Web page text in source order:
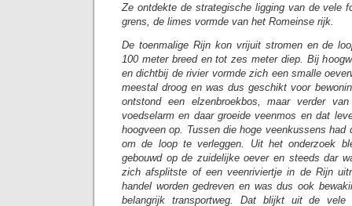
Ze ontdekte de strategische ligging van de vele
grens, de limes vormde van het Romeinse rijk.
De toenmalige Rijn kon vrijuit stromen en de
100 meter breed en tot zes meter diep. Bij
en dichtbij de rivier vormde zich een smalle
meestal droog en was dus geschikt voor
ontstond een elzenbroekbos, maar verder
voedselarm en daar groeide veenmos en dat
hoogveen op. Tussen die hoge veenkussens had
om de loop te verleggen. Uit het onderzoek
gebouwd op de zuidelijke oever en steeds dar
zich afsplitste of een veenriviertje in de Rijn
handel worden gedreven en was dus ook
belangrijk transportweg. Dat blijkt uit de vele